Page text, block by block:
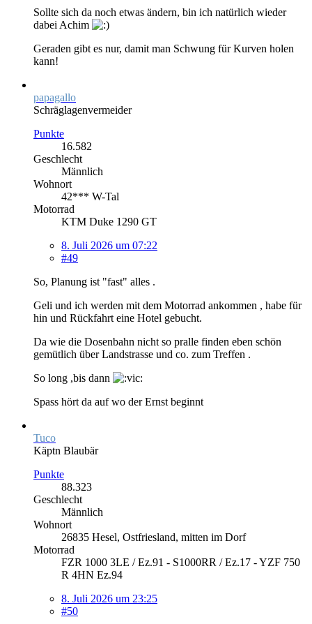
Sollte sich da noch etwas ändern, bin ich natürlich wieder
dabei Achim
Geraden gibt es nur, damit man Schwung für Kurven holen
kann!
papagallo
Schräglagenvermeider
Punkte
16.582
Geschlecht
Männlich
Wohnort
42*** W-Tal
Motorrad
KTM Duke 1290 GT
8. Juli 2026 um 07:22
#49
So, Planung ist "fast" alles .
Geli und ich werden mit dem Motorrad ankommen , habe für
hin und Rückfahrt eine Hotel gebucht.
Da wie die Dosenbahn nicht so pralle finden eben schön
gemütlich über Landstrasse und co. zum Treffen .
So long ,bis dann
Spass hört da auf wo der Ernst beginnt
Tuco
Käptn Blaubär
Punkte
88.323
Geschlecht
Männlich
Wohnort
26835 Hesel, Ostfriesland, mitten im Dorf
Motorrad
FZR 1000 3LE / Ez.91 - S1000RR / Ez.17 - YZF 750
R 4HN Ez.94
8. Juli 2026 um 23:25
#50